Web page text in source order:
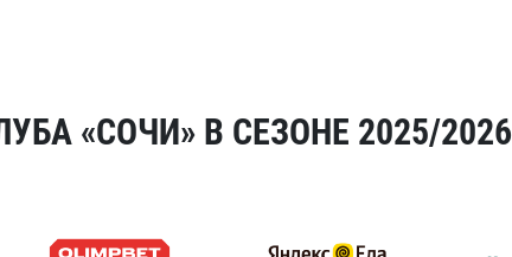
«СОЧИ» В СЕЗОНЕ 2025/2026